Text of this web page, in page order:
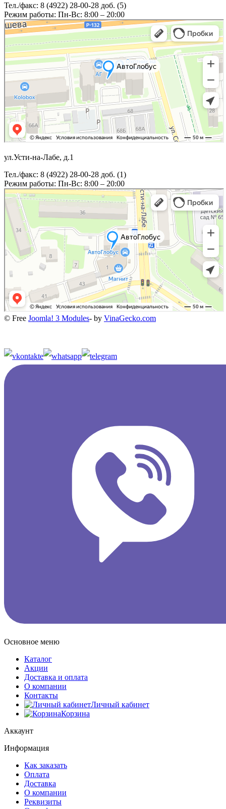
Тел./факс: 8 (4922) 28-00-28 доб. (5)
Режим работы: Пн-Вс: 8:00 – 20:00
ул.Усти-на-Лабе, д.1
Тел./факс: 8 (4922) 28-00-28 доб. (1)
Режим работы: Пн-Вс: 8:00 – 20:00
© Free Joomla! 3 Modules- by VinaGecko.com
Основное меню
Каталог
Акции
Доставка и оплата
О компании
Контакты
Личный кабинет
Корзина
Аккаунт
Информация
Как заказать
Оплата
Доставка
О компании
Реквизиты